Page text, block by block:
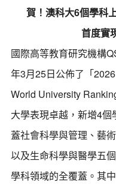
賀！澳科大6個學科
首度實
國際高等教育研究機構
年3月25日公佈了「
World University
大學表現卓越，新增4
蓋社會科學與管理、藝
以及生命科學與醫學五
學科領域的全覆蓋。其